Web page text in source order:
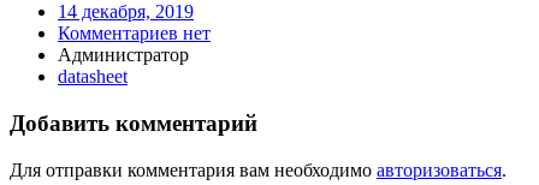
14 декабря, 2019
Комментариев нет
Администратор
datasheet
Добавить комментарий
Для отправки комментария вам необходимо авторизоваться.